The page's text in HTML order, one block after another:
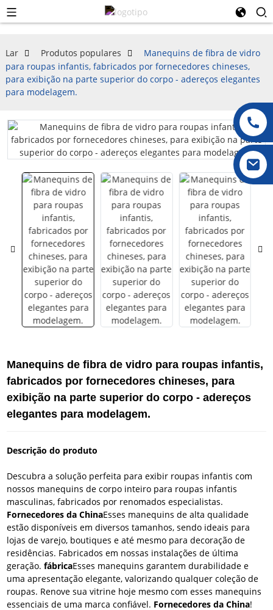
Lar Produtos populares
Manequins de fibra de vidro
para roupas infantis, fabricados por fornecedores chineses,
para exibição na parte superior do corpo - adereços elegantes
para modelagem.
Manequins de fibra de vidro para roupas infantis,
fabricados por fornecedores chineses, para
exibição na parte superior do corpo - adereços
elegantes para modelagem.
Descrição do produto
Descubra a solução perfeita para exibir roupas infantis com
nossos manequins de corpo inteiro para roupas infantis
masculinas, fabricados por renomados especialistas.
Fornecedores da ChinaEsses manequins de alta qualidade
estão disponíveis em diversos tamanhos, sendo ideais para
lojas de varejo, boutiques e até mesmo para decoração de
residências. Fabricados em nossas instalações de última
geração.fábricaEsses manequins garantem durabilidade e
uma apresentação elegante, valorizando qualquer coleção de
roupas. Renove sua vitrine hoje mesmo com esses manequins
essenciais de uma marca confiável. Fornecedores da China!